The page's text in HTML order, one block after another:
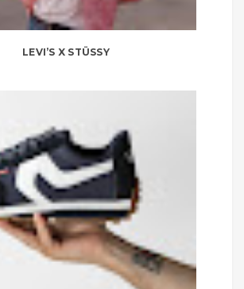
LEVI’S X STÜSSY